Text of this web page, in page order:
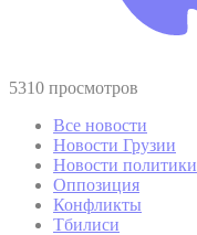
5310 просмотров
Все новости
Новости Грузии
Новости политики
Оппозиция
Конфликты
Тбилиси